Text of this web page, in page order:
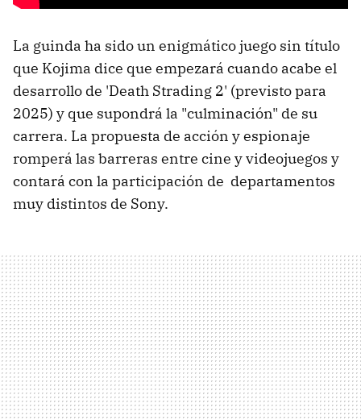
La guinda ha sido un enigmático juego sin título
que Kojima dice que empezará cuando acabe el
desarrollo de 'Death Strading 2' (previsto para
2025) y que supondrá la "culminación" de su
carrera. La propuesta de acción y espionaje
romperá las barreras entre cine y videojuegos y
contará con la participación de departamentos
muy distintos de Sony.